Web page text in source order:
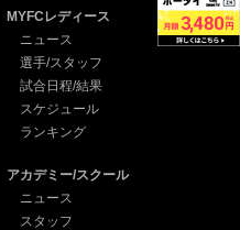
MYFCレディース
ニュース
選手/スタッフ
試合日程/結果
スケジュール
ランキング
アカデミー/スクール
ニュース
スタッフ